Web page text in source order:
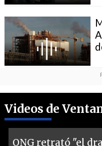
Videos de
ONG retrató "el